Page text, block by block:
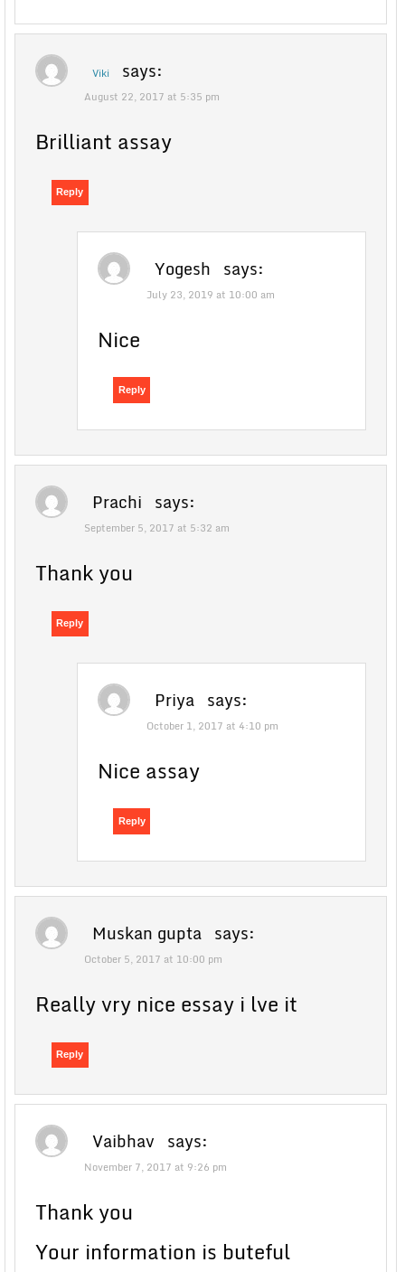
Viki says:
August 22, 2017 at 5:35 pm
Brilliant assay
Reply
Yogesh says:
July 23, 2019 at 10:00 am
Nice
Reply
Prachi says:
September 5, 2017 at 5:32 am
Thank you
Reply
Priya says:
October 1, 2017 at 4:10 pm
Nice assay
Reply
Muskan gupta says:
October 5, 2017 at 10:00 pm
Really vry nice essay i lve it
Reply
Vaibhav says:
November 7, 2017 at 9:26 pm
Thank you
Your information is buteful